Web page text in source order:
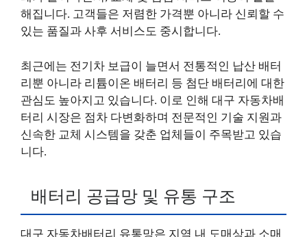
해집니다. 고객들은 저렴한 가격뿐 아니라 신뢰할 수
있는 품질과 사후 서비스도 중시합니다.
최근에는 전기차 보급이 늘면서 전통적인 납산 배터
리뿐 아니라 리튬이온 배터리 등 첨단 배터리에 대한
관심도 높아지고 있습니다. 이로 인해 대구 자동차배
터리 시장은 점차 다변화하며 전문적인 기술 지원과
신속한 교체 시스템을 갖춘 업체들이 주목받고 있습
니다.
배터리 공급망 및 유통 구조
대구 자동차배터리 유통망은 지역 내 도매상과 소매